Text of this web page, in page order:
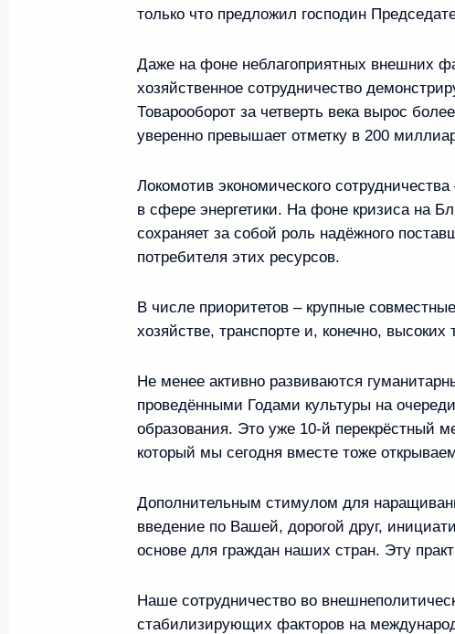
Безопасности
15 мая, пятница
Москва, Кремль
Съезд Союза машиностроителей
13 мая, среда
Роуссефф
13 мая 2026 года, 22:15 Москва, Кремль
Посещение Московского института
только что предложил господин
Даже на фоне неблагоприятных внешних
хозяйственное сотрудничество
Товарооборот за четверть века вырос
уверенно превышает отметку в 200
Локомотив экономического
в сфере энергетики. На фоне кризиса на
сохраняет за собой роль надёжного
потребителя этих ресурсов.
В числе приоритетов – крупные
хозяйстве, транспорте и, конечно, высоких
Не менее активно развиваются
проведёнными Годами культуры на
образования. Это уже 10-й перекрёстный
который мы сегодня вместе тоже
Дополнительным стимулом для
введение по Вашей, дорогой друг,
основе для граждан наших стран. Эту
Наше сотрудничество во
стабилизирующих факторов на